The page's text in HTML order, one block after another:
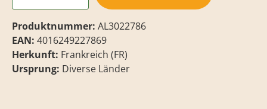
Produktnummer: AL3022786
EAN: 4016249227869
Herkunft: Frankreich (FR)
Ursprung: Diverse Länder